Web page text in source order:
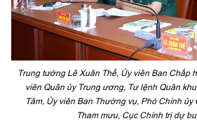
Trung tướng Lê Xuân Thế, Ủy viên Ban Chấp
viên Quân ủy Trung ương, Tư lệnh Quân
Tâm, Ủy viên Ban Thường vụ, Phó Chính
Tham mưu, Cục Chính trị dự